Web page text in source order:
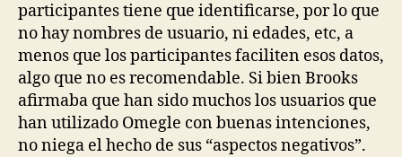
participantes tiene que identificarse, por lo que
no hay nombres de usuario, ni edades, etc, a
menos que los participantes faciliten esos datos,
algo que no es recomendable. Si bien Brooks
afirmaba que han sido muchos los usuarios que
han utilizado Omegle con buenas intenciones,
no niega el hecho de sus “aspectos negativos”.